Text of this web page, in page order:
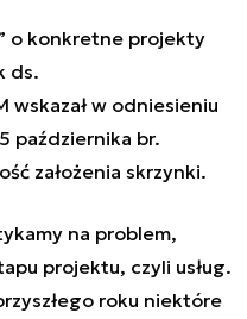
o konkretne projekty
ds.
wskazał w odniesieniu
października br.
założenia skrzynki.
na problem,
projektu, czyli usług.
roku niektóre